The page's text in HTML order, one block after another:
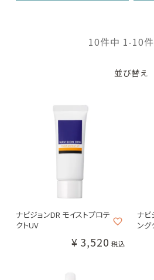
#クレンジング・洗顔
#目元・口元ケア
化粧水
並び替え
10件中 1-10
ナビジョンDR モイストプロテ
クトUV
¥ 3,520 税込
ナビ
ング